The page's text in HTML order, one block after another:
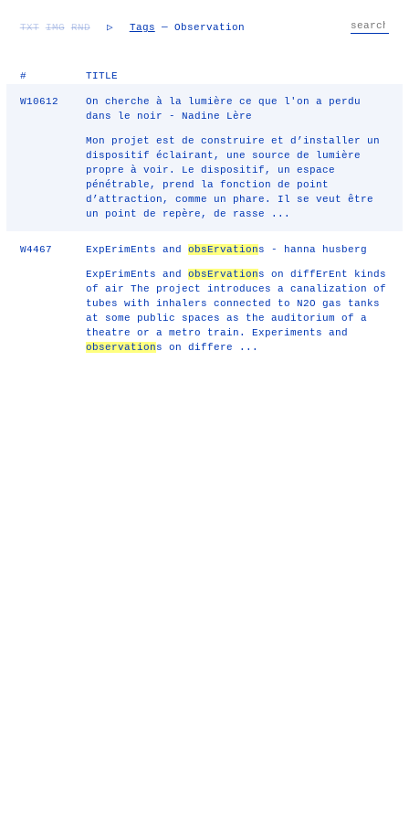
TXT IMG RND ▷ Tags — Observation
# TITLE
W10612
On cherche à la lumière ce que l'on a perdu
dans le noir - Nadine Lère
Mon projet est de construire et d’installer un
dispositif éclairant, une source de lumière
propre à voir. Le dispositif, un espace
pénétrable, prend la fonction de point
d’attraction, comme un phare. Il se veut être
un point de repère, de rasse ...
W4467 ExpErimEnts andobsErvations - hanna husberg
ExpErimEnts andobsErvations on diffErEnt kinds
of air The project introduces a canalization of
tubes with inhalers connected to N2O gas tanks
at some public spaces as the auditorium of a
theatre or a metro train. Experiments and
observations on differe ...